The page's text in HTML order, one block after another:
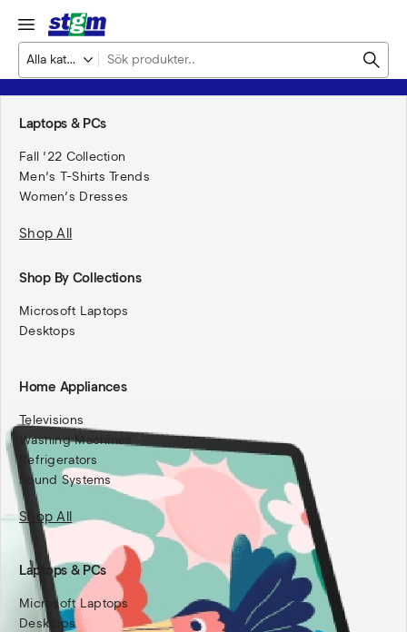
Laptops & PCs
Fall ’22 Collection
Men’s T-Shirts Trends
Women’s Dresses
Shop All
Shop By Collections
Microsoft Laptops
Desktops
Home Appliances
Televisions
Washing Machines
Refrigerators
Sound Systems
Shop All
Laptops & PCs
Microsoft Laptops
Desktops